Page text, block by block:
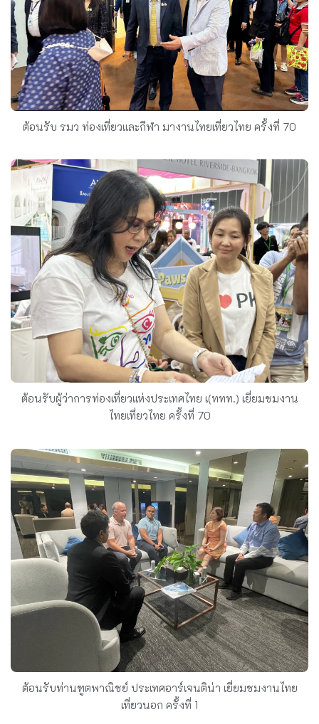
ต้อนรับ รมว ท่องเที่ยวและกีฬา มางานไทยเที่ยวไทย ครั้งที่ 70
ต้อนรับผู้ว่าการท่องเที่ยวแห่งประเทศไทย เ(ททท.) เยี่ยมชมงาน
ไทยเที่ยวไทย ครั้งที่ 70
ต้อนรับท่านฑูตพาณิชย์ ประเทศอาร์เจนติน่า เยี่ยมชมงานไทย
เที่ยวนอก ครั้งที่ 1